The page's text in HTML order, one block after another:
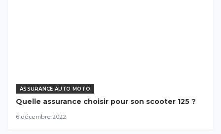
ASSURANCE AUTO MOTO
Quelle assurance choisir pour son scooter 125 ?
6 décembre 2022